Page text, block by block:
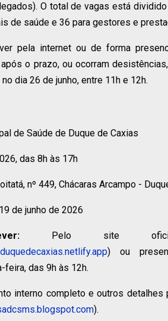
O total de vagas está
de saúde e 36 para gestores e
pela internet ou de forma
o prazo, ou ocorram
dia 26 de junho, entre 11h e 12h.
de Saúde de Duque de Caxias
das 8h às 17h
nº 449, Chácaras Arcampo -
de junho de 2026
Pelo site
) ou
feira, das 9h às 12h.
interno completo e outros
).